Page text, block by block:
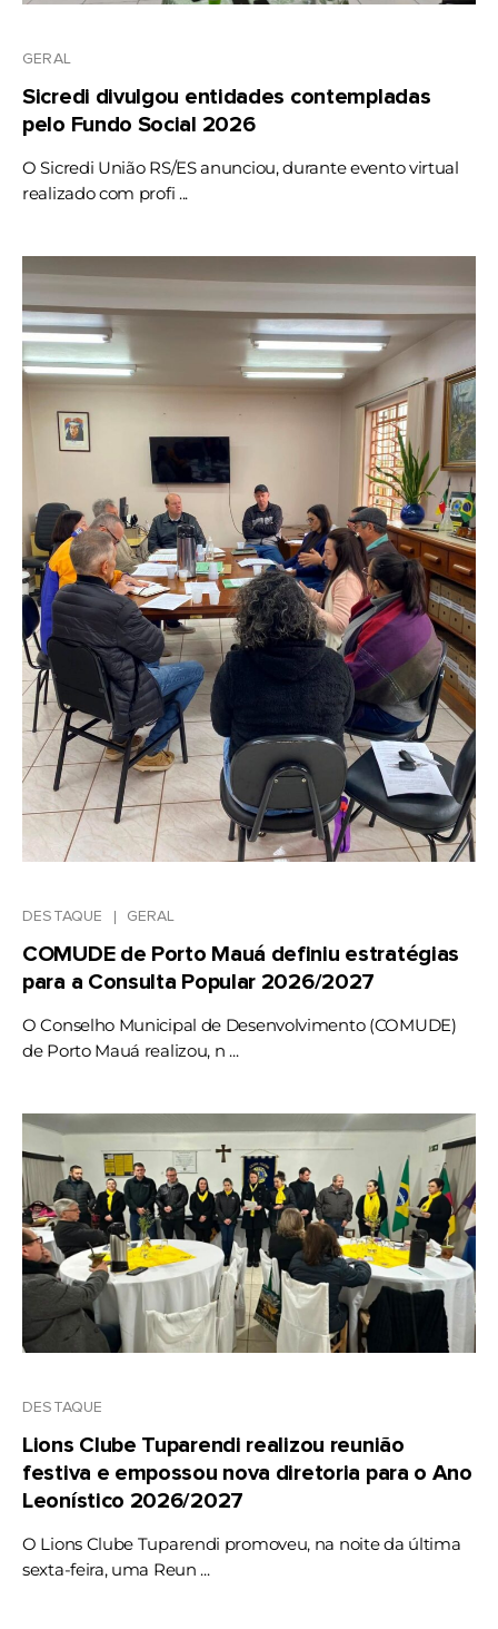
GERAL
Sicredi divulgou entidades contempladas
pelo Fundo Social 2026
O Sicredi União RS/ES anunciou, durante evento virtual
realizado com profi ...
DESTAQUE GERAL
COMUDE de Porto Mauá definiu estratégias
para a Consulta Popular 2026/2027
O Conselho Municipal de Desenvolvimento (COMUDE)
de Porto Mauá realizou, n ...
DESTAQUE
Lions Clube Tuparendi realizou reunião
festiva e empossou nova diretoria para o Ano
Leonístico 2026/2027
O Lions Clube Tuparendi promoveu, na noite da última
sexta-feira, uma Reun ...